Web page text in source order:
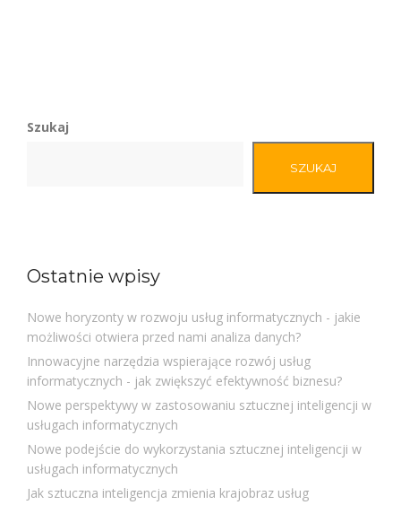
Szukaj
SZUKAJ
Ostatnie wpisy
Nowe horyzonty w rozwoju usług informatycznych - jakie
możliwości otwiera przed nami analiza danych?
Innowacyjne narzędzia wspierające rozwój usług
informatycznych - jak zwiększyć efektywność biznesu?
Nowe perspektywy w zastosowaniu sztucznej inteligencji w
usługach informatycznych
Nowe podejście do wykorzystania sztucznej inteligencji w
usługach informatycznych
Jak sztuczna inteligencja zmienia krajobraz usług